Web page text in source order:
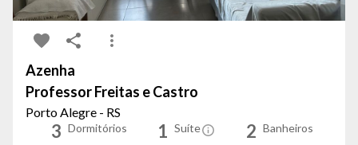
Azenha
Professor Freitas e Castro
Porto Alegre - RS
3 Dormitórios 1 Suíte 2 Banheiros